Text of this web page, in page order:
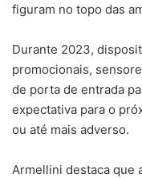
figuram no topo das
Durante 2023,
promocionais,
de porta de entrada
expectativa para o
ou até mais adverso.
Armellini destaca que